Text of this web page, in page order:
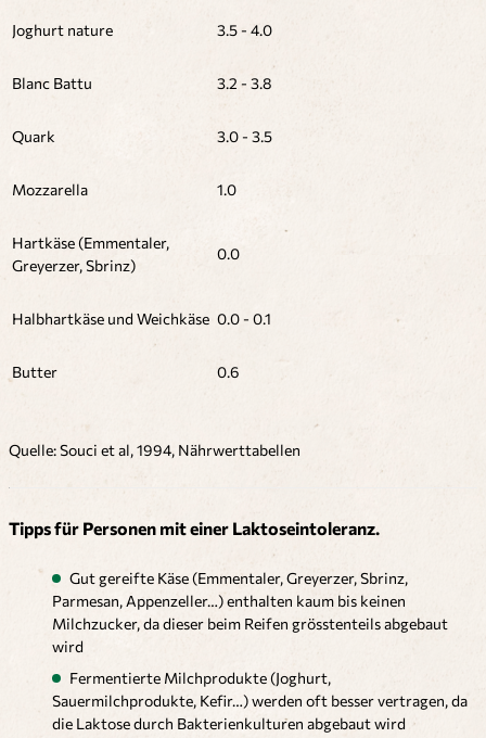
Joghurt nature 3.5 - 4.0
Blanc Battu 3.2 - 3.8
Quark 3.0 - 3.5
Mozzarella 1.0
Hartkäse (Emmentaler,
Greyerzer, Sbrinz)
0.0
Halbhartkäse und Weichkäse 0.0 - 0.1
Butter 0.6
Quelle: Souci et al, 1994, Nährwerttabellen
Tipps für Personen mit einer Laktoseintoleranz.
Gut gereifte Käse (Emmentaler, Greyerzer, Sbrinz,
Parmesan, Appenzeller…) enthalten kaum bis keinen
Milchzucker, da dieser beim Reifen grösstenteils abgebaut
wird
Fermentierte Milchprodukte (Joghurt,
Sauermilchprodukte, Kefir…) werden oft besser vertragen, da
die Laktose durch Bakterienkulturen abgebaut wird